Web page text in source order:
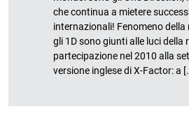
che continua a mietere
internazionali! Fenomeno della
gli 1D sono giunti alle luci della
partecipazione nel 2010 alla
versione inglese di X-Factor: a